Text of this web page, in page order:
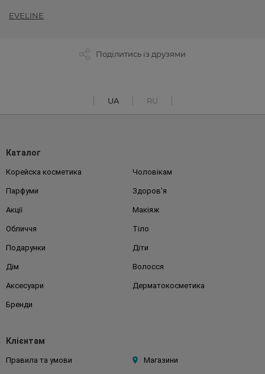
EVELINE
Поділитись із друзями
UA RU
Каталог
Корейска косметика Чоловікам
Парфуми Здоров'я
Акції Макіяж
Обличчя Тіло
Подарунки Діти
Дім Волосся
Аксесуари Дерматокосметика
Бренди
Клієнтам
Правила та умови Магазини